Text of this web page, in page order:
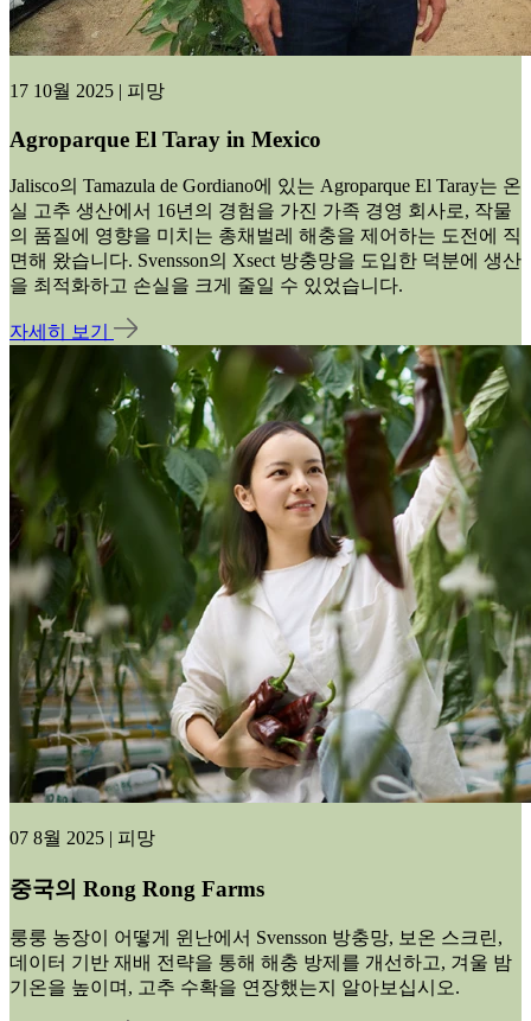
17 10월 2025 | 피망
Agroparque El Taray in Mexico
Jalisco의 Tamazula de Gordiano에 있는 Agroparque El Taray는 온
실 고추 생산에서 16년의 경험을 가진 가족 경영 회사로, 작물
의 품질에 영향을 미치는 총채벌레 해충을 제어하는 도전에 직
면해 왔습니다. Svensson의 Xsect 방충망을 도입한 덕분에 생산
을 최적화하고 손실을 크게 줄일 수 있었습니다.
자세히 보기
07 8월 2025 | 피망
중국의 Rong Rong Farms
룽룽 농장이 어떻게 윈난에서 Svensson 방충망, 보온 스크린,
데이터 기반 재배 전략을 통해 해충 방제를 개선하고, 겨울 밤
기온을 높이며, 고추 수확을 연장했는지 알아보십시오.